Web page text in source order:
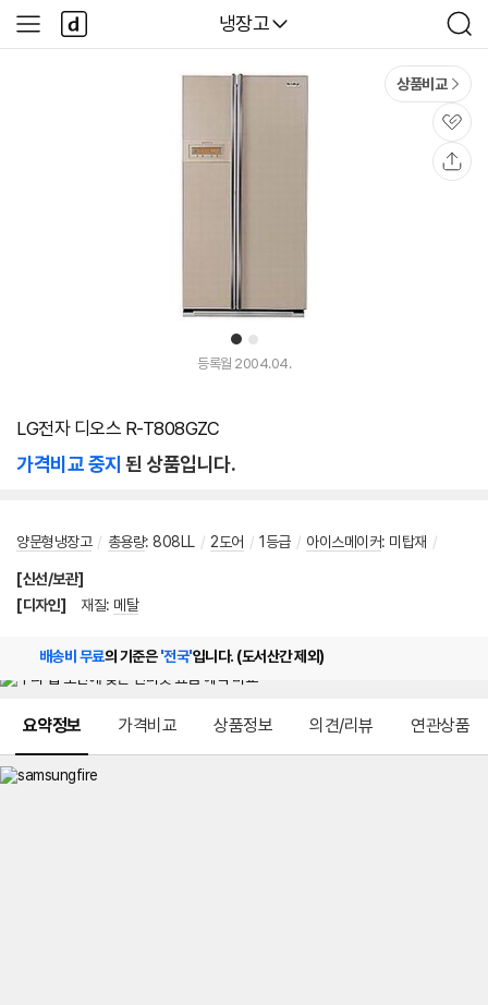
다나와
냉장고
검
색
사
이
다
나
와
1 2
상품비교
관
심
등록월 2004.04.
LG전자 디오스 R-T808GZC
가격비교 중지 된 상품입니다.
양문형냉장고 / 총용량: 808LL / 2도어 / 1등급 / 아이스메이커: 미탑재 /
[신선/보관]
[디자인]
재질: 메탈
배송비 무료의 기준은'전국'입니다. (도서산간 제외)
요약정보 가격비교 상품정보 의견/리뷰 연관상품